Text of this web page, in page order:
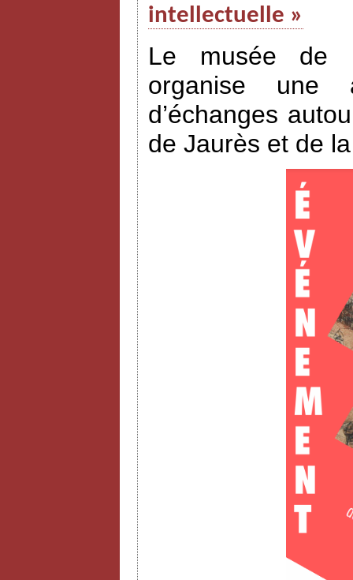
intellectuelle »
Le musée de
organise une
d’échanges
de Jaurès et de